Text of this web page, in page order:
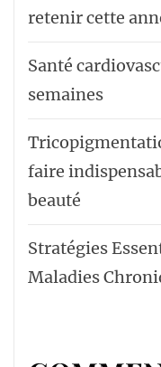
retenir cette
Santé
semaines
faire
beauté
Stratégies
Maladies